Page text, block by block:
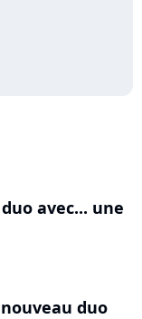
avec... une
duo